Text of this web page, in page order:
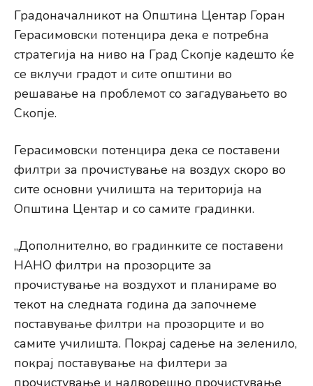
Градоначалникот на Општина Центар Горан
Герасимовски потенцира дека е потребна
стратегија на ниво на Град Скопје кадешто ќе
се вклучи градот и сите општини во
решавање на проблемот со загадувањето во
Скопје.
Герасимовски потенцира дека се поставени
филтри за прочистување на воздух скоро во
сите основни училишта на територија на
Општина Центар и со самите градинки.
„Дополнително, во градинките се поставени
НАНО филтри на прозорците за
прочистување на воздухот и планираме во
текот на следната година да започнеме
поставување филтри на прозорците и во
самите училишта. Покрај садење на зеленило,
покрај поставување на филтери за
прочистување и надворешно прочистување